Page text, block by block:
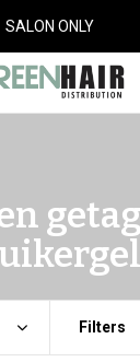
SALON ONLY
Filters